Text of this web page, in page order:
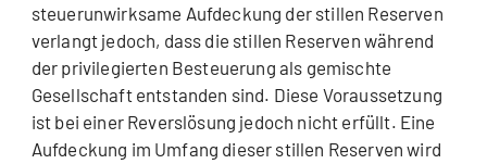
steuerunwirksame Aufdeckung der stillen Reserven
verlangt jedoch, dass die stillen Reserven während
der privilegierten Besteuerung als gemischte
Gesellschaft entstanden sind. Diese Voraussetzung
ist bei einer Reverslösung jedoch nicht erfüllt. Eine
Aufdeckung im Umfang dieser stillen Reserven wird